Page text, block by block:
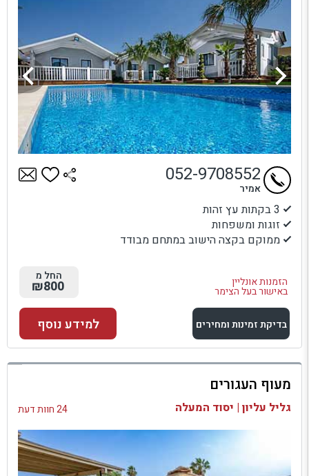
3 בקתות עץ זהות
זוגות ומשפחות
ממוקם בקצה הישוב במתחם מבודד
הזמנות אונליין
באישור בעל הצימר
052-9708552
אמיר
החל מ
₪800
בדיקת זמינות ומחירים
למתחם זה
בדיקת זמינות ומחירים
למידע נוסף
מעוף העגורים
גליל עליון | יסוד המעלה 24 חוות דעת